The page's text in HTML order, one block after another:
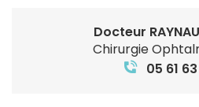
Docteur
Chirurgie
05 61 63